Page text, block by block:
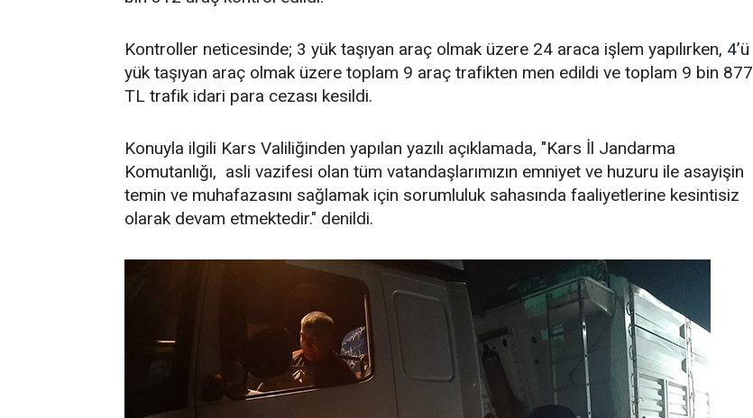
Kontroller neticesinde; 3 yük taşıyan araç olmak üzere 24 araca işlem yapılırken, 4’ü
yük taşıyan araç olmak üzere toplam 9 araç trafikten men edildi ve toplam 9 bin 877
TL trafik idari para cezası kesildi.
Konuyla ilgili Kars Valiliğinden yapılan yazılı açıklamada, "Kars İl Jandarma
Komutanlığı, asli vazifesi olan tüm vatandaşlarımızın emniyet ve huzuru ile asayişin
temin ve muhafazasını sağlamak için sorumluluk sahasında faaliyetlerine kesintisiz
olarak devam etmektedir." denildi.